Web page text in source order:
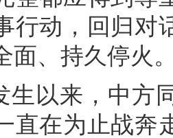
行动，回归对
面、持久停火
生以来，中方
直在为止战奔